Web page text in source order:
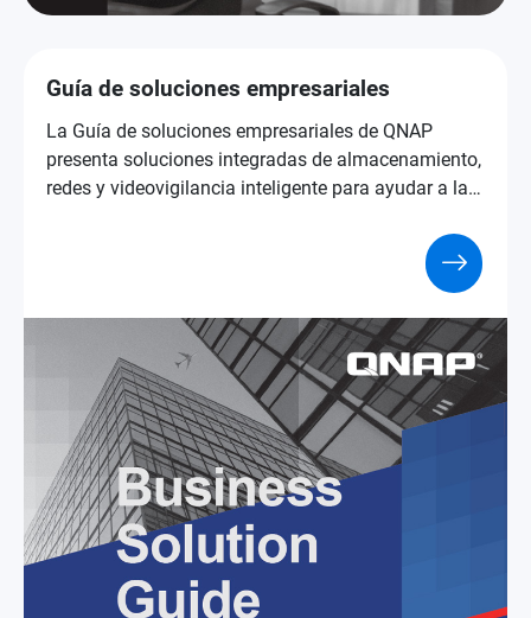
Guía de soluciones empresariales
La Guía de soluciones empresariales de QNAP
presenta soluciones integradas de almacenamiento,
redes y videovigilancia inteligente para ayudar a las